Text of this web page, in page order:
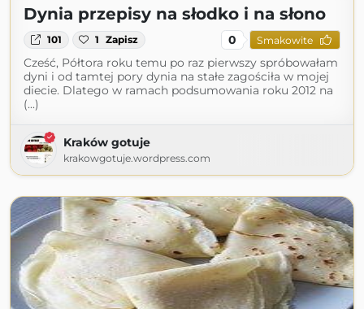
Dynia przepisy na słodko i na słono
101 1 Zapisz 0 Smakowite
Cześć, Półtora roku temu po raz pierwszy spróbowałam
dyni i od tamtej pory dynia na stałe zagościła w mojej
diecie. Dlatego w ramach podsumowania roku 2012 na
(...)
Kraków gotuje
krakowgotuje.wordpress.com